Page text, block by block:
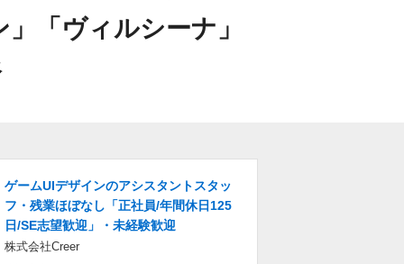
「ヴィルシーナ」
ゲームUIデザインのアシスタントスタッ
フ・残業ほぼなし「正社員/年間休日125
日/SE志望歓迎」・未経験歓迎
株式会社Creer